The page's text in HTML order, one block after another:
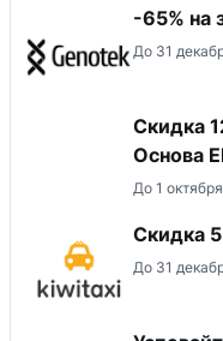
-65% на
До 31
Скидка
Основа
До 1
Скидка 5
До 31